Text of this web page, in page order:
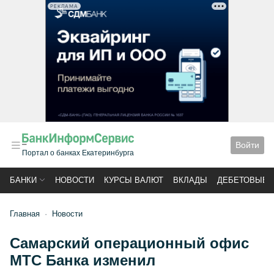
РЕКЛАМА
Портал о банках Екатеринбурга
Войти
БАНКИ НОВОСТИ КУРСЫ ВАЛЮТ ВКЛАДЫ ДЕБЕТОВЫЕ
Главная Новости
Самарский операционный офис
МТС Банка изменил